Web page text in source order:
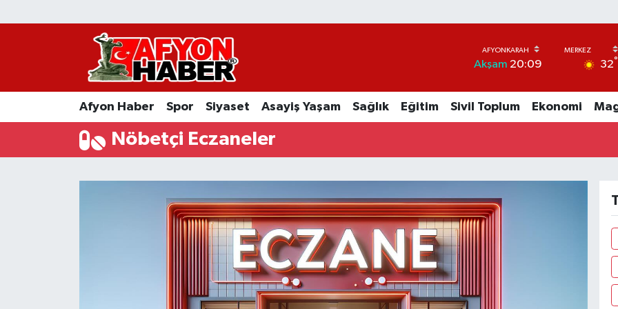
Akşam 20:09 32°
Afyon Haber Spor Siyaset Asayiş Yaşam Sağlık Eğitim Sivil Toplum Ekonomi
Nöbetçi Eczaneler
Afyon Haber
Spor
Asayiş Yaşam